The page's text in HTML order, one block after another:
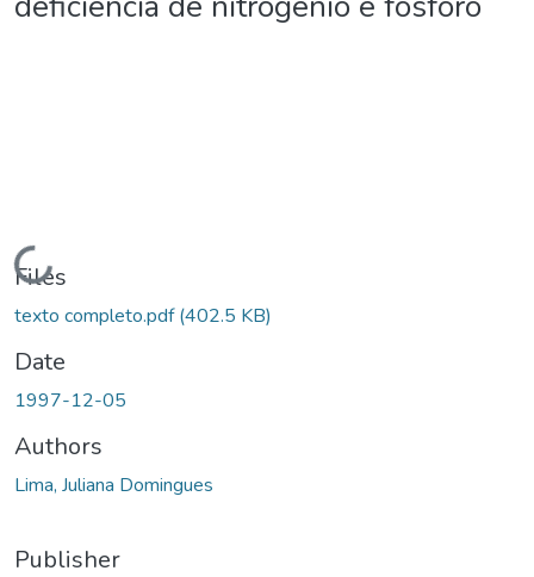
Loading...
Files
texto completo.pdf(402.5 KB)
Date
1997-12-05
Authors
Lima, Juliana Domingues
Publisher